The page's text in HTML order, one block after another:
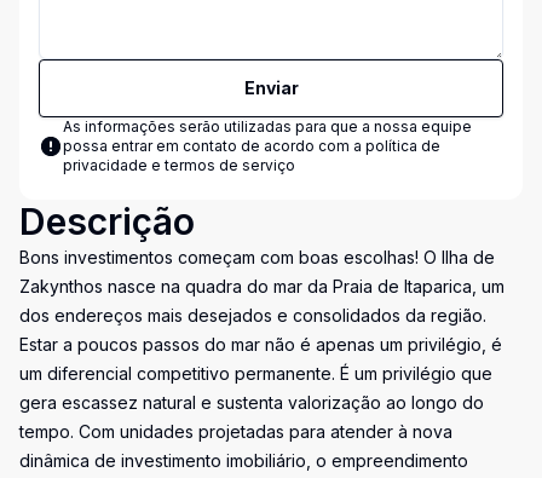
Enviar
As informações serão utilizadas para que a nossa equipe
possa entrar em contato de acordo com a política de
privacidade e termos de serviço
Descrição
Bons investimentos começam com boas escolhas! O Ilha de
Zakynthos nasce na quadra do mar da Praia de Itaparica, um
dos endereços mais desejados e consolidados da região.
Estar a poucos passos do mar não é apenas um privilégio, é
um diferencial competitivo permanente. É um privilégio que
gera escassez natural e sustenta valorização ao longo do
tempo. Com unidades projetadas para atender à nova
dinâmica de investimento imobiliário, o empreendimento